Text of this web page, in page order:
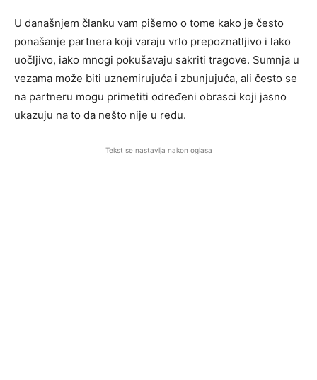
U današnjem članku vam pišemo o tome kako je često
ponašanje partnera koji varaju vrlo prepoznatljivo i lako
uočljivo, iako mnogi pokušavaju sakriti tragove. Sumnja u
vezama može biti uznemirujuća i zbunjujuća, ali često se
na partneru mogu primetiti određeni obrasci koji jasno
ukazuju na to da nešto nije u redu.
Tekst se nastavlja nakon oglasa